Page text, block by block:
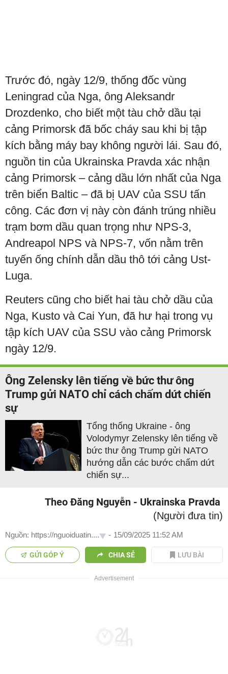
Trước đó, ngày 12/9, thống đốc vùng
Leningrad của Nga, ông Aleksandr
Drozdenko, cho biết một tàu chở dầu tại
cảng Primorsk đã bốc cháy sau khi bị tập
kích bằng máy bay không người lái. Sau đó,
nguồn tin của Ukrainska Pravda xác nhận
cảng Primorsk – cảng dầu lớn nhất của Nga
trên biển Baltic – đã bị UAV của SSU tấn
công. Các đơn vị này còn đánh trúng nhiều
trạm bơm dầu quan trọng như NPS-3,
Andreapol NPS và NPS-7, vốn nằm trên
tuyến ống chính dẫn dầu thô tới cảng Ust-
Luga.
Reuters cũng cho biết hai tàu chở dầu của
Nga, Kusto và Cai Yun, đã hư hại trong vụ
tập kích UAV của SSU vào cảng Primorsk
ngày 12/9.
Ông Zelensky lên tiếng về bức thư ông
Trump gửi NATO chỉ cách chấm dứt chiến
sự
Tổng thống Ukraine - ông
Volodymyr Zelensky lên tiếng về
bức thư ông Trump gửi NATO
hướng dẫn các bước chấm dứt
chiến sự...
Theo Đăng Nguyễn - Ukrainska Pravda
(Người đưa tin)
Nguồn: https://nguoiduatin.... - 15/09/2025 11:52 AM
GỬI GÓP Ý CHIA SẺ LƯU BÀI